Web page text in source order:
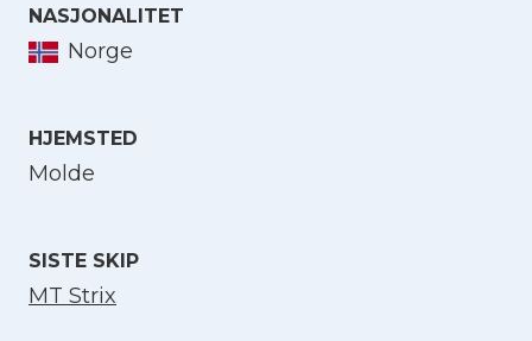
NASJONALITET
Norge
HJEMSTED
Molde
SISTE SKIP
MT Strix
English